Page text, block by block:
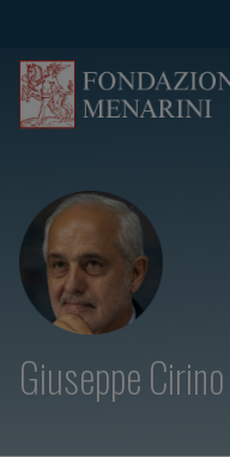
Giuseppe Cirino